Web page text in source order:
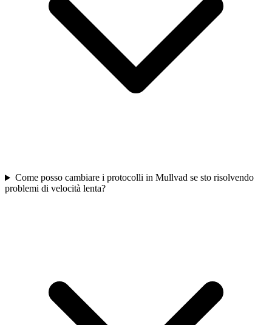
Come posso cambiare i protocolli in Mullvad se sto risolvendo
problemi di velocità lenta?